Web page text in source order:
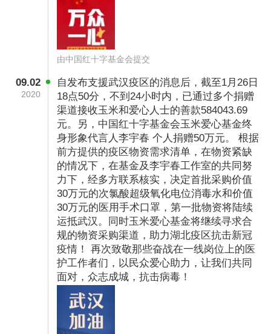
由中国红十字基金会提交
09.02
2020
自发布支援武汉疫区的消息后，截至1月26日
18点50分，不到24小时内，已通过多个捐赠
渠道接收玉米和爱心人士的善款584043.69
元。另，中国红十字基金会玉米爱心基金终
身形象代言人李宇春 个人捐赠50万元。 根据
前方提供的疫区物资需求清单，在物资紧缺
的情况下，在基金及李宇春工作室的共同努
力下，经多方联系核实，决定首批采购价值
30万元的次氯酸超级氧化电位消毒水和价值
30万元的医用手术口罩，第一批物资将陆续
运抵武汉。同时玉米爱心基金将继续寻求合
规的物资采购渠道，助力湖北疫区抗击新冠
疫情！ 再次致敬那些奋战在一线岗位上的医
护工作者们，以民众爱心助力，让我们共同
面对，众志成城，抗击病毒！